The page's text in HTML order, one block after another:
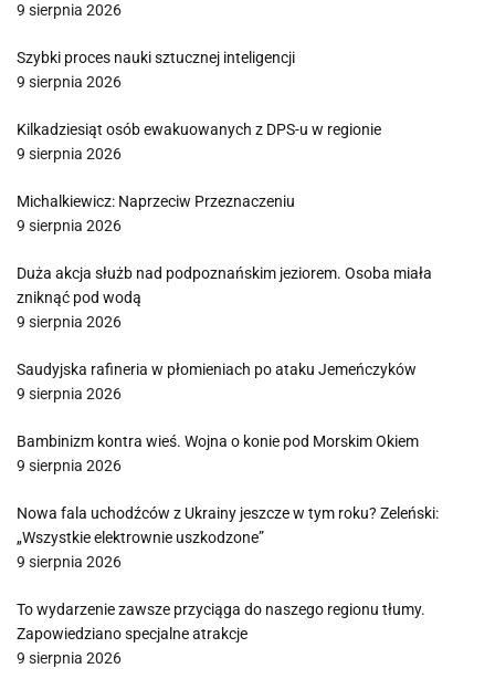
9 sierpnia 2026
Szybki proces nauki sztucznej inteligencji
9 sierpnia 2026
Kilkadziesiąt osób ewakuowanych z DPS-u w regionie
9 sierpnia 2026
Michalkiewicz: Naprzeciw Przeznaczeniu
9 sierpnia 2026
Duża akcja służb nad podpoznańskim jeziorem. Osoba miała
zniknąć pod wodą
9 sierpnia 2026
Saudyjska rafineria w płomieniach po ataku Jemeńczyków
9 sierpnia 2026
Bambinizm kontra wieś. Wojna o konie pod Morskim Okiem
9 sierpnia 2026
Nowa fala uchodźców z Ukrainy jeszcze w tym roku? Zeleński:
„Wszystkie elektrownie uszkodzone”
9 sierpnia 2026
To wydarzenie zawsze przyciąga do naszego regionu tłumy.
Zapowiedziano specjalne atrakcje
9 sierpnia 2026